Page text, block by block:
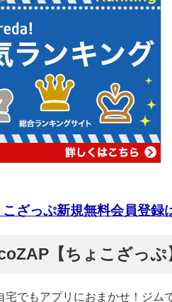
こざっぷ新規無料会員登録
【ちょこざっぷ
宅でもアプリにおまかせ！ジム